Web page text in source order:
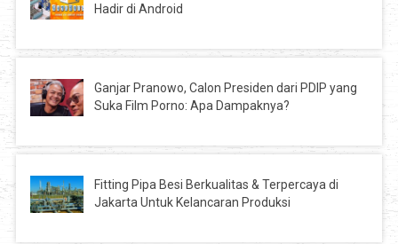
Hadir di Android
Ganjar Pranowo, Calon Presiden dari PDIP yang
Suka Film Porno: Apa Dampaknya?
Fitting Pipa Besi Berkualitas & Terpercaya di
Jakarta Untuk Kelancaran Produksi